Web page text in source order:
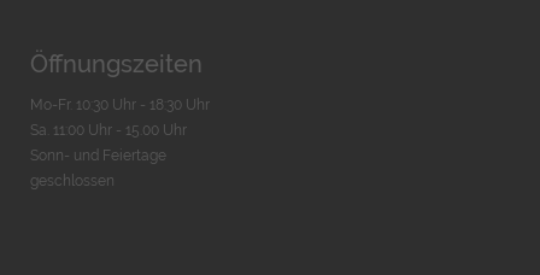
Öffnungszeiten
Mo-Fr. 10:30 Uhr - 18:30 Uhr
Sa. 11:00 Uhr - 15.00 Uhr
Sonn- und Feiertage
geschlossen